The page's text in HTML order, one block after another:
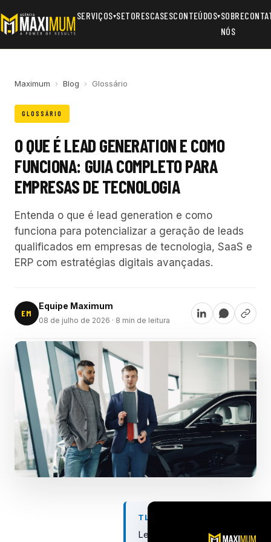
SERVIÇOS▾SETORESCASESCONTEÚDOS▾SOBRE
NÓS
Maximum › Blog › Glossário
GLOSSÁRIO
O QUE É LEAD GENERATION E COMO
FUNCIONA: GUIA COMPLETO PARA
EMPRESAS DE TECNOLOGIA
Entenda o que é lead generation e como
funciona para potencializar a geração de leads
qualificados em empresas de tecnologia, SaaS e
ERP com estratégias digitais avançadas.
EM
Equipe Maximum
08 de julho de 2026 · 8 min de leitura
TL;DR
Lead